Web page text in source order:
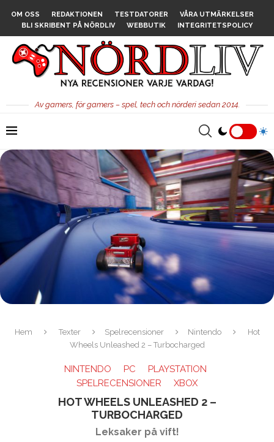
OM OSS REDAKTIONEN TESTDATORER
VÅRA UTMÄRKELSER
BLI SKRIBENT PÅ NÖRDLIV
WEBBUTIK INTEGRITETSPOLICY
Av gamers, för gamers – spel, tech och nörderi sedan 2014.
Hem Texter Spelrecensioner Nintendo
Hot
Wheels Unleashed 2 – Turbocharged
NINTENDO PC
PLAYSTATION
SPELRECENSIONER
XBOX
HOT WHEELS UNLEASHED 2 –
TURBOCHARGED
Leksaker på vift!